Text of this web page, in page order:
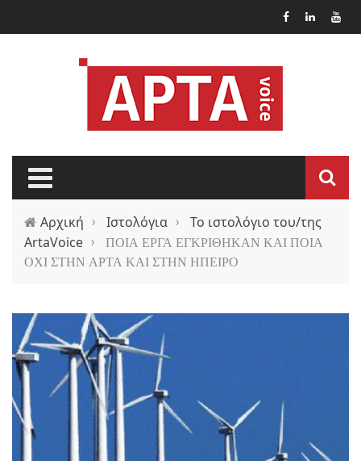
Αρχική › Ιστολόγια ›
Το ιστολόγιο του/της
ArtaVoice ›
ΠΟΙΑ ΕΡΓΑ ΕΓΚΡΙΘΗΚΑΝ ΚΑΙ ΠΟΙΑ
ΟΧΙ ΣΤΗΝ ΑΡΤΑ ΚΑΙ ΣΤΗΝ ΗΠΕΙΡΟ